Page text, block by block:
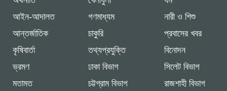
আইন-আদালত
আন্তর্জাতিক
কৃষিবার্তা
গণমাধ্যম
চাকুরি
তথ্যপ্রযুক্তি
নারী ও শিশু
প্রবাসের খবর
বিনোদন
ভ্রমণ
মতামত
ঢাকা বিভাগ
চট্টগ্রাম বিভাগ
সিলেট বিভাগ
রাজশাহী বিভাগ